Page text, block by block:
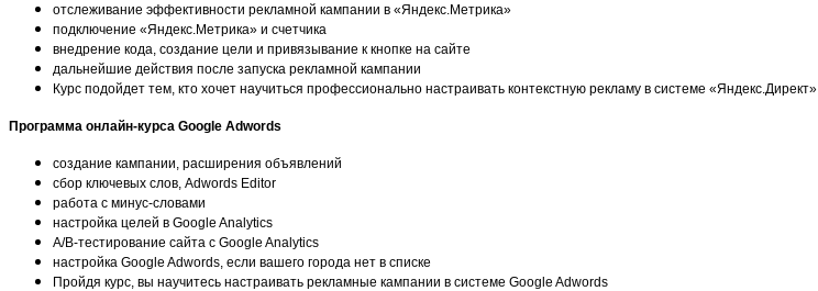
отслеживание эффективности рекламной кампании в «Яндекс.Метрика»
подключение «Яндекс.Метрика» и счетчика
внедрение кода, создание цели и привязывание к кнопке на сайте
дальнейшие действия после запуска рекламной кампании
Курс подойдет тем, кто хочет научиться профессионально настраивать контекстную рекламу в системе «Яндекс.Директ»
Программа онлайн-курса Google Adwords
создание кампании, расширения объявлений
сбор ключевых слов, Adwords Editor
работа с минус-словами
настройка целей в Google Analytics
А/B-тестирование сайта с Google Analytics
настройка Google Adwords, если вашего города нет в списке
Пройдя курс, вы научитесь настраивать рекламные кампании в системе Google Adwords